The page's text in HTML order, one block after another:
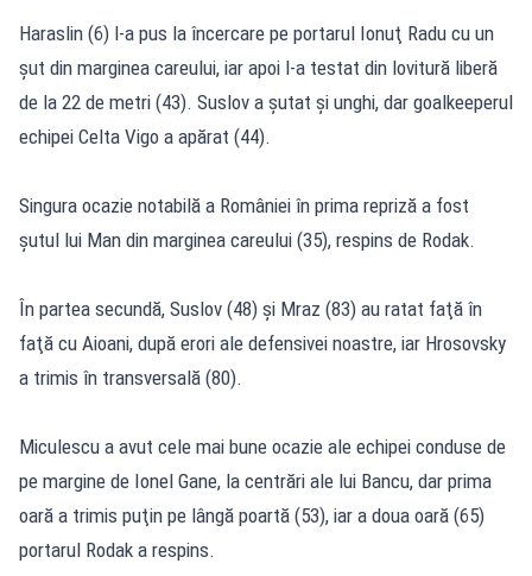
Haraslin (6) l-a pus la încercare pe portarul Ionuţ Radu cu un
şut din marginea careului, iar apoi l-a testat din lovitură liberă
de la 22 de metri (43). Suslov a şutat şi unghi, dar goalkeeperul
echipei Celta Vigo a apărat (44).
Singura ocazie notabilă a României în prima repriză a fost
şutul lui Man din marginea careului (35), respins de Rodak.
În partea secundă, Suslov (48) şi Mraz (83) au ratat faţă în
faţă cu Aioani, după erori ale defensivei noastre, iar Hrosovsky
a trimis în transversală (80).
Miculescu a avut cele mai bune ocazie ale echipei conduse de
pe margine de Ionel Gane, la centrări ale lui Bancu, dar prima
oară a trimis puţin pe lângă poartă (53), iar a doua oară (65)
portarul Rodak a respins.